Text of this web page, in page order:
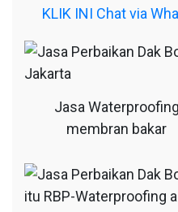
KLIK INI Chat via
Jasa Waterproofing
membran bakar
itu RBP-Waterproofing